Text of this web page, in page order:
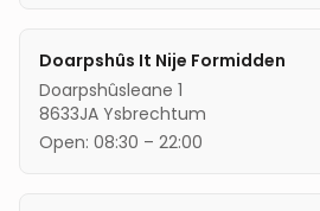
Doarpshûs It Nije Formidden
Doarpshûsleane 1
8633JA Ysbrechtum
Open: 08:30 – 22:00